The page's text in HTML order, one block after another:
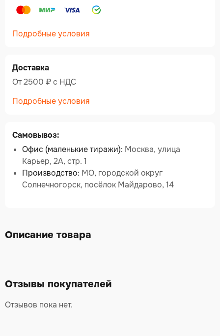
Подробные условия
Доставка
От 2500 ₽ c НДС
Подробные условия
Самовывоз:
Офис (маленькие тиражи): Москва, улица
Карьер, 2А, стр. 1
Производство: МО, городской округ
Солнечногорск, посёлок Майдарово, 14
Описание товара
Отзывы покупателей
Отзывов пока нет.